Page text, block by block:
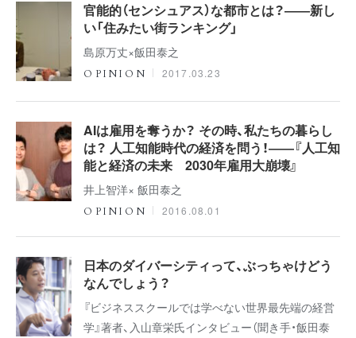
官能的（センシュアス）な都市とは？――新し
い「住みたい街ランキング」
島原万丈×飯田泰之
OPINION 2017.03.23
AIは雇用を奪うか？ その時、私たちの暮らし
は？ 人工知能時代の経済を問う！――『人工知
能と経済の未来 2030年雇用大崩壊』
井上智洋× 飯田泰之
OPINION 2016.08.01
日本のダイバーシティって、ぶっちゃけどう
なんでしょう？
『ビジネススクールでは学べない世界最先端の経営
学』著者、入山章栄氏インタビュー（聞き手・飯田泰